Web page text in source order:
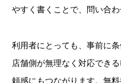
やすく書くことで、問い合
利用者にとっても、事前に
店舗側が無理なく対応でき
頼感にもつながります。無